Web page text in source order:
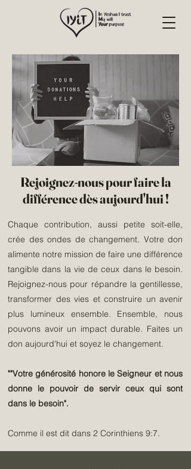
Rejoignez-nous pour faire la
différence dès aujourd'hui !
Chaque contribution, aussi petite soit-elle,
crée des ondes de changement. Votre don
alimente notre mission de faire une différence
tangible dans la vie de ceux dans le besoin.
Rejoignez-nous pour répandre la gentillesse,
transformer des vies et construire un avenir
plus lumineux ensemble. Ensemble, nous
pouvons avoir un impact durable. Faites un
don aujourd'hui et soyez le changement.
""Votre générosité honore le Seigneur et nous
donne le pouvoir de servir ceux qui sont
dans le besoin".
Comme il est dit dans 2 Corinthiens 9:7.